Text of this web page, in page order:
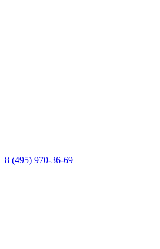
8 (495) 970-36-69